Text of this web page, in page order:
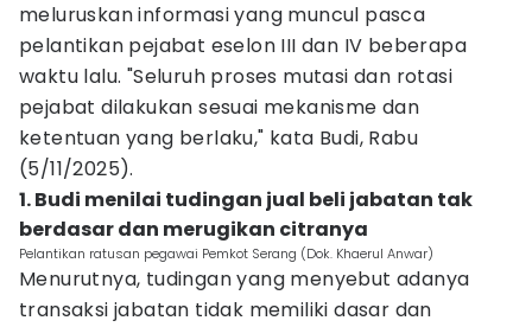
meluruskan informasi yang muncul pasca
pelantikan pejabat eselon III dan IV beberapa
waktu lalu. "Seluruh proses mutasi dan rotasi
pejabat dilakukan sesuai mekanisme dan
ketentuan yang berlaku," kata Budi, Rabu
(5/11/2025).
1. Budi menilai tudingan jual beli jabatan tak
berdasar dan merugikan citranya
Pelantikan ratusan pegawai Pemkot Serang (Dok. Khaerul Anwar)
Menurutnya, tudingan yang menyebut adanya
transaksi jabatan tidak memiliki dasar dan